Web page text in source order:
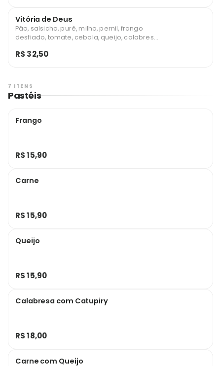
Vitória de Deus
Pão, salsicha, purê, milho, pernil, frango
desfiado, tomate, cebola, queijo, calabresa,
mostarda e batata palha
R$ 32,50
7 ITENS
Pastéis
Frango
R$ 15,90
Carne
R$ 15,90
Queijo
R$ 15,90
Calabresa com Catupiry
R$ 18,00
Carne com Queijo